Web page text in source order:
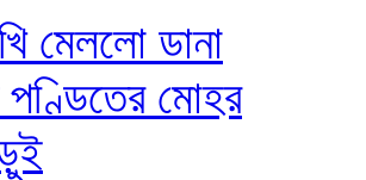
মেললো ডানা
পণ্ডিতের মোহর